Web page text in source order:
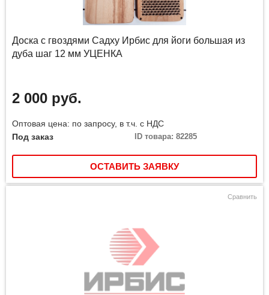
Доска с гвоздями Садху Ирбис для йоги большая из
дуба шаг 12 мм УЦЕНКА
2 000 руб.
Оптовая цена: по запросу, в т.ч. с НДС
Под заказ
ID товара: 82285
ОСТАВИТЬ ЗАЯВКУ
Сравнить